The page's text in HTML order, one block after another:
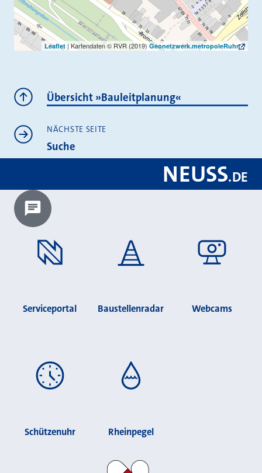
Übersicht »Bauleitplanung«
NÄCHSTE SEITE
Suche
Leaflet | Kartendaten © RVR (2019) Geonetzwerk.metropoleRuhr
NEUSS.DE
Chatbot laden?
Serviceportal Baustellenradar Webcams
Schützenuhr Rheinpegel